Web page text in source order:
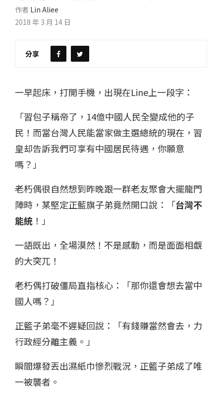
作者 Lin Aliee
2018 年 3 月 14 日
分享
一早起床，打開手機，出現在Line上一段字：
「習包子稱帝了，14億中國人民全變成他的子
民！而當台灣人民能當家做主選總統的現在，習
皇却告訴我們可享有中國居民待遇，你願意
嗎？」
老朽偶很自然想到昨晚跟一群老友聚會大擺龍門
陣時，某堅定正藍旗子弟竟然開口說：「台灣不
能統 ！」
一語既出，全場漠然！不是感動，而是面面相覷
的大突兀！
老朽偶打破僵局直指核心：「那你還會想去當中
國人嗎？」
正籃子弟毫不遲疑回說：「有錢賺當然會去，力
行政經分離主義。」
瞬間爆發丟出濕紙巾慘烈戰況，正籃子弟成了唯
一被襲者。